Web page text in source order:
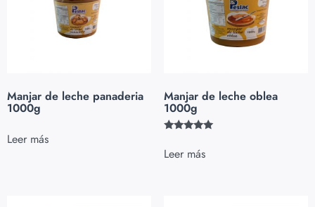
Manjar de leche panaderia
1000g
Leer más
Manjar de leche oblea
1000g
con
5.00
Leer más